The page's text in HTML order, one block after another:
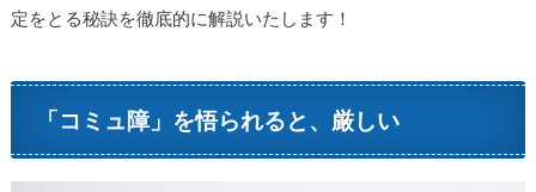
定をとる秘訣を徹底的に解説いたします！
「コミュ障」を悟られると、厳しい